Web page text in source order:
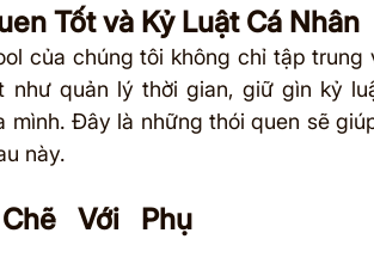
Tốt và Kỷ Luật Cá Nhân
của chúng tôi không chỉ tập
như quản lý thời gian, giữ gìn kỷ
mình. Đây là những thói quen sẽ
này.
Với Phụ